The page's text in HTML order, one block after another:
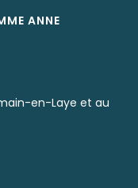
ANNE
en-Laye et au